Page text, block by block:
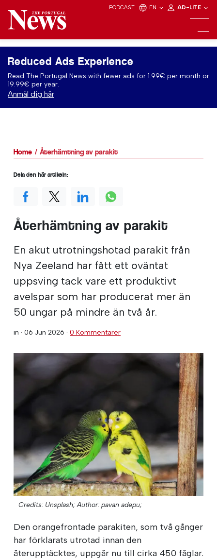
PODCAST EN AD-LITE
Reduced Ads Experience
Read The Portugal News with fewer ads for 1.99€ per month or
19.99€ per year.
Anmäl dig här
Home Återhämtning av parakit
Återhämtning av parakit
En akut utrotningshotad parakit från
Nya Zeeland har fått ett oväntat
uppsving tack vare ett produktivt
avelspar som har producerat mer än
50 ungar på mindre än två år.
in · 06 Jun 2026 · 0 Kommentarer
Credits: Unsplash; Author: pavan adepu;
Den orangefrontade parakiten, som två gånger
har förklarats utrotad innan den
återupptäcktes, uppgår nu till cirka 450 fåglar.
Dela den här artikeln: